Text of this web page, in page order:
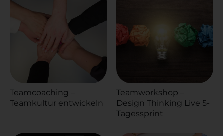
Teamcoaching –
Teamkultur entwickeln
Teamworkshop –
Design Thinking Live 5-
Tagessprint